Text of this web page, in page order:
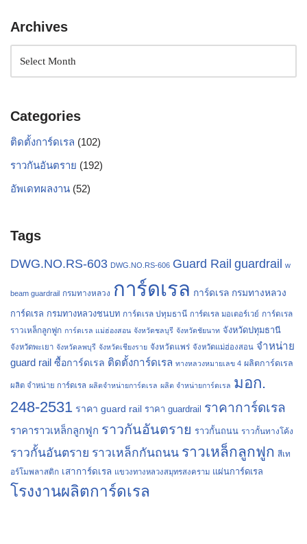
Archives
Categories
ติดตั้งการ์ดเรล (102)
ราวกันอันตราย (192)
อัพเดทผลงาน (52)
Tags
DWG.NO.RS-603 DWG.NO.RS-606 Guard Rail guardrail w
beam guardrail กรมทางหลวง การ์ดเรล การ์ดเรล กรมทางหลวง
การ์ดเรล กรมทางหลวงชนบท การ์ดเรล ปทุมธานี การ์ดเรล มอเตอร์เวย์ การ์ดเรล
ราวเหล็กลูกฟูก การ์ดเรล แม่ฮ่องสอน จังหวัดชลบุรี จังหวัดชัยนาท จังหวัดปทุมธานี
จังหวัดพะเยา จังหวัดลพบุรี จังหวัดเชียงราย จังหวัดแพร่ จังหวัดแม่ฮ่องสอน จำหน่าย
guard rail ซื้อการ์ดเรล ติดตั้งการ์ดเรล ทางหลวงหมายเลข 4 ผลิตการ์ดเรล
ผลิต จำหน่าย การ์ดเรล ผลิตจำหน่ายการ์ดเรล ผลิต จำหน่ายการ์ดเรล มอก.
248-2531 ราคา guard rail ราคา guardrail ราคาการ์ดเรล
ราคาราวเหล็กลูกฟูก ราวกันอันตราย ราวกั้นถนน ราวกั้นทางโค้ง
ราวกั้นอันตราย ราวเหล็กกันถนน ราวเหล็กลูกฟูก สีเท
อร์โมพลาสติก เสาการ์ดเรล แขวงทางหลวงสมุทรสงคราม แผ่นการ์ดเรล
โรงงานผลิตการ์ดเรล